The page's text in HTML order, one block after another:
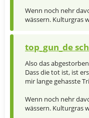
Wenn noch nehr
wässern. Kulturgras
top_gun_de
Also das
Dass die tot ist, ist
mir lange gehasste
Wenn noch nehr
wässern. Kulturgras